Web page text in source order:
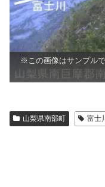
※この画像はサンプル
山梨県南部町 富士川